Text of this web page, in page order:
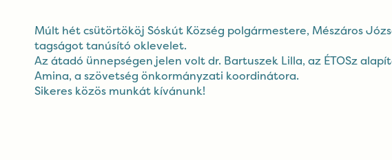
Múlt hét csütörtököj Sóskút Község polgármestere, Mészáros
tagságot tanúsító oklevelet.
Az átadó ünnepségen jelen volt dr. Bartuszek Lilla, az ÉTOSz
Amina, a szövetség önkormányzati koordinátora.
Sikeres közös munkát kívánunk!